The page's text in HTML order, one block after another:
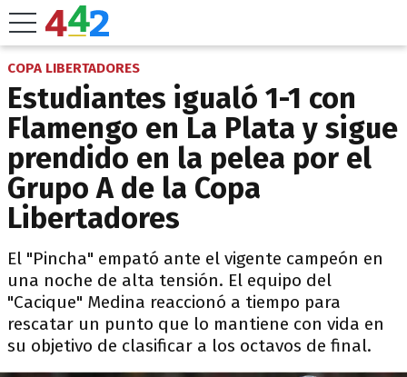
COPA LIBERTADORES
Estudiantes igualó 1-1 con
Flamengo en La Plata y sigue
prendido en la pelea por el
Grupo A de la Copa
Libertadores
El "Pincha" empató ante el vigente campeón en
una noche de alta tensión. El equipo del
"Cacique" Medina reaccionó a tiempo para
rescatar un punto que lo mantiene con vida en
su objetivo de clasificar a los octavos de final.